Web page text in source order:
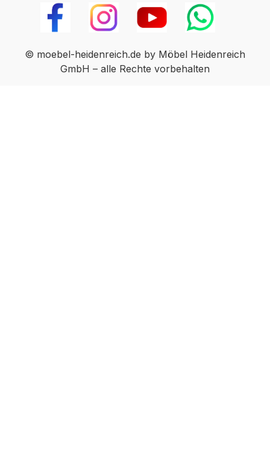
Die Haftung wegen Arglist und Vorsatz
sowie auf Schaden­ersatz wegen
Körperverletzungen sowie bei grober
Fahr­lässig­keit oder Vorsatz bleibt unbe­
rührt.
© moebel-heidenreich.de by Möbel Heidenreich
GmbH – alle Rechte vorbehalten